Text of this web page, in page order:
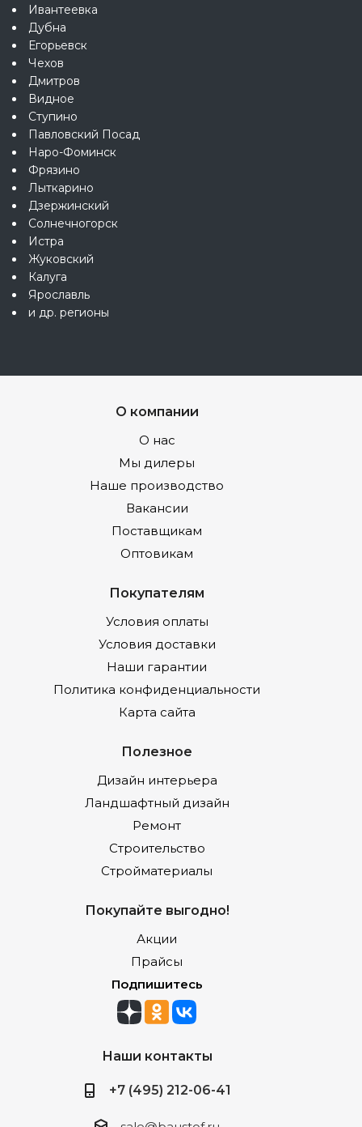
Ивантеевка
Дубна
Егорьевск
Чехов
Дмитров
Видное
Ступино
Павловский Посад
Наро-Фоминск
Фрязино
Лыткарино
Дзержинский
Солнечногорск
Истра
Жуковский
Калуга
Ярославль
и др. регионы
О компании
О нас
Мы дилеры
Наше производство
Вакансии
Поставщикам
Оптовикам
Покупателям
Условия оплаты
Условия доставки
Наши гарантии
Политика конфиденциальности
Карта сайта
Полезное
Дизайн интерьера
Ландшафтный дизайн
Ремонт
Строительство
Стройматериалы
Покупайте выгодно!
Акции
Прайсы
Подпишитесь
Наши контакты
+7 (495) 212-06-41